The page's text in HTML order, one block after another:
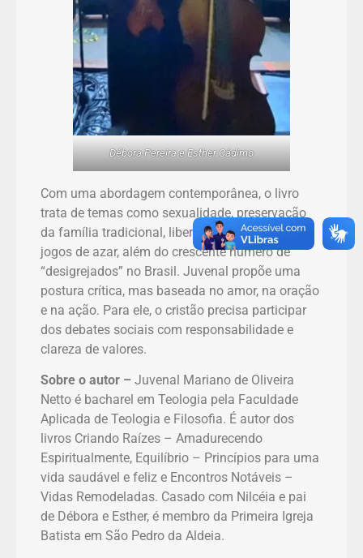
Débora Pereira e Esther Cádimo
Com uma abordagem contemporânea, o livro
trata de temas como sexualidade, preservação
da família tradicional, liberação de drogas e
jogos de azar, além do crescente número de
“desigrejados” no Brasil. Juvenal propõe uma
postura crítica, mas baseada no amor, na oração
e na ação. Para ele, o cristão precisa participar
dos debates sociais com responsabilidade e
clareza de valores.
Sobre o autor – Juvenal Mariano de Oliveira
Netto é bacharel em Teologia pela Faculdade
Aplicada de Teologia e Filosofia. É autor dos
livros Criando Raízes – Amadurecendo
Espiritualmente, Equilíbrio – Princípios para uma
vida saudável e feliz e Encontros Notáveis –
Vidas Remodeladas. Casado com Nilcéia e pai
de Débora e Esther, é membro da Primeira Igreja
Batista em São Pedro da Aldeia.